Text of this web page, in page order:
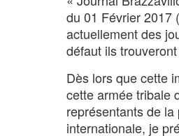
du 01 Février 2017
actuellement des
défaut ils
Dès lors que cette
cette armée tribale
représentants de
internationale, je